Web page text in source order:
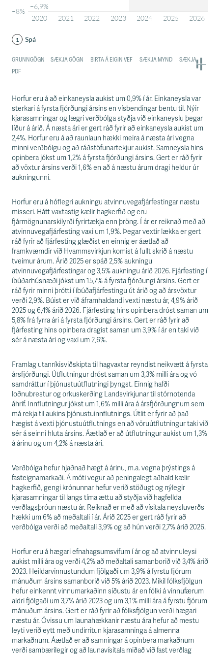
Horfur eru á að einkaneysla aukist um 0,9% í ár. Einkaneysla var
sterkari á fyrsta fjórðungi ársins en vísbendingar bentu til. Nýir
kjarasamningar og lægri verðbólga styðja við einkaneyslu þegar
líður á árið. Á næsta ári er gert ráð fyrir að einkaneysla aukist um
2,4%. Horfur eru á að raunlaun hækki meira á næsta ári vegna
minni verðbólgu og að ráðstöfunartekjur aukist. Samneysla hins
opinbera jókst um 1,2% á fyrsta fjórðungi ársins. Gert er ráð fyrir
að vöxtur ársins verði 1,6% en að á næstu árum dragi heldur úr
aukningunni.
Horfur eru á hóflegri aukningu atvinnuvegafjárfestingar næstu
misseri. Hátt vaxtastig kælir hagkerfið og eru
fjármögnunarskilyrði fyrirtækja enn þröng. Í ár er reiknað með að
atvinnuvegafjárfesting vaxi um 1,9%. Þegar vextir lækka er gert
ráð fyrir að fjárfesting glæðist en einnig er áætlað að
framkvæmdir við Hvammsvirkjun komist á fullt skrið á næstu
tveimur árum. Árið 2025 er spáð 2,5% aukningu
atvinnuvegafjárfestingar og 3,5% aukningu árið 2026. Fjárfesting í
íbúðarhúsnæði jókst um 15,7% á fyrsta fjórðungi ársins. Gert er
ráð fyrir minni þrótti í íbúðafjárfestingu út árið og að ársvöxtur
verði 2,9%. Búist er við áframhaldandi vexti næstu ár, 4,9% árið
2025 og 6,4% árið 2026. Fjárfesting hins opinbera dróst saman um
5,8% frá fyrra ári á fyrsta fjórðungi ársins. Gert er ráð fyrir að
fjárfesting hins opinbera dragist saman um 3,9% í ár en taki við
sér á næsta ári og vaxi um 2,6%.
Framlag utanríkisviðskipta til hagvaxtar reyndist neikvætt á fyrsta
ársfjórðungi. Útflutningur dróst saman um 3,3% milli ára og vó
samdráttur í þjónustuútflutningi þyngst. Einnig hafði
loðnubrestur og orkuskerðing Landsvirkjunar til stórnotenda
áhrif. Innflutningur jókst um 1,6% milli ára á ársfjórðungnum sem
má rekja til aukins þjónustuinnflutnings. Útlit er fyrir að það
hægist á vexti þjónustuútflutnings en að vöruútflutningur taki við
sér á seinni hluta ársins. Áætlað er að útflutningur aukist um 1,3%
á árinu og um 4,2% á næsta ári.
Verðbólga hefur hjaðnað hægt á árinu, m.a. vegna þrýstings á
fasteignamarkaði. Á móti vegur að peningalegt aðhald kælir
hagkerfið, gengi krónunnar hefur verið stöðugt og nýlegir
kjarasamningar til langs tíma ættu að styðja við hagfellda
verðlagsþróun næstu ár. Reiknað er með að vísitala neysluverðs
hækki um 6% að meðaltali í ár. Árið 2025 er gert ráð fyrir að
verðbólga verði að meðaltali 3,9% og að hún verði 2,7% árið 2026.
Horfur eru á hægari efnahagsumsvifum í ár og að atvinnuleysi
aukist milli ára og verði 4,2% að meðaltali samanborið við 3,4% árið
2023. Heildarvinnustundum fjölgaði um 3,9% á fyrstu fjórum
mánuðum ársins samanborið við 5% árið 2023. Mikil fólksfjölgun
hefur einkennt vinnumarkaðinn síðustu ár en fólki á vinnufærum
aldri fjölgaði um 3,7% árið 2023 og um 3,1% milli ára á fyrstu fjórum
mánuðum ársins. Gert er ráð fyrir að fólksfjölgun verði hægari
næstu ár. Óvissu um launahækkanir næstu ára hefur að mestu
leyti verið eytt með undirritun kjarasamninga á almenna
markaðnum. Áætlað er að samningar á opinbera markaðnum
verði sambærilegir og að launavísitala miðað við fast verðlag